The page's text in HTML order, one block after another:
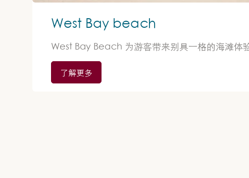
West Bay beach
West Bay Beach 为游客带来别具一格的海滩体验
了解更多